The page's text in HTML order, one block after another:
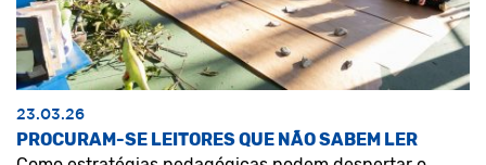
23.03.26
PROCURAM-SE LEITORES QUE NÃO SABEM LER